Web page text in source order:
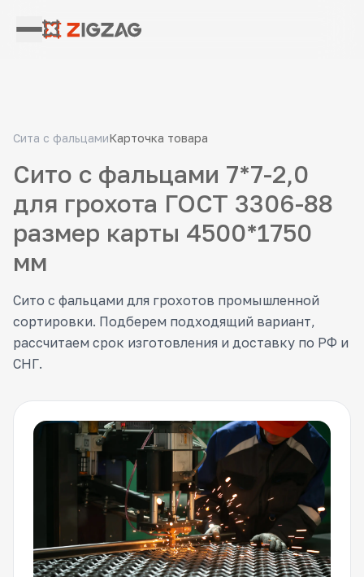
Сита с фальцамиКарточка товара
Сито с фальцами 7*7-2,0
для грохота ГОСТ 3306-88
размер карты 4500*1750
мм
Сито с фальцами для грохотов промышленной
сортировки. Подберем подходящий вариант,
рассчитаем срок изготовления и доставку по РФ и
СНГ.